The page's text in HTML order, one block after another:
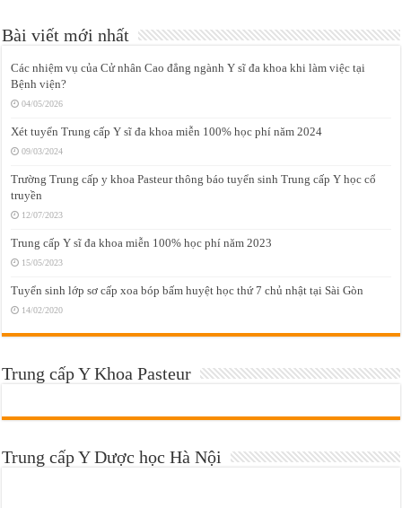
Bài viết mới nhất
Các nhiệm vụ của Cử nhân Cao đẳng ngành Y sĩ đa khoa khi làm việc tại
Bệnh viện?
04/05/2026
Xét tuyển Trung cấp Y sĩ đa khoa miễn 100% học phí năm 2024
09/03/2024
Trường Trung cấp y khoa Pasteur thông báo tuyển sinh Trung cấp Y học cổ
truyền
12/07/2023
Trung cấp Y sĩ đa khoa miễn 100% học phí năm 2023
15/05/2023
Tuyển sinh lớp sơ cấp xoa bóp bấm huyệt học thứ 7 chủ nhật tại Sài Gòn
14/02/2020
Trung cấp Y Khoa Pasteur
Trung cấp Y Dược học Hà Nội